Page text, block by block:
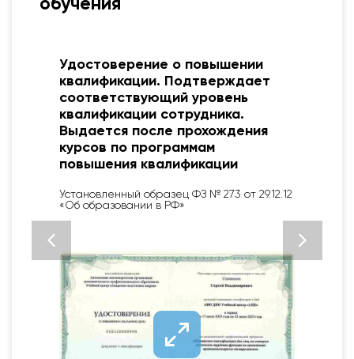
обучения
Удостоверение о повышении
квалификации. Подтверждает
соответствующий уровень
квалификации сотрудника.
Выдается после прохождения
курсов по программам
повышения квалификации
Установленный образец ФЗ № 273 от 29.12.12
«Об образовании в РФ»